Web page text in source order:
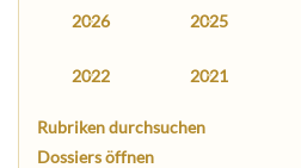
2026 2025
2022 2021
Rubriken durchsuchen
Dossiers öffnen